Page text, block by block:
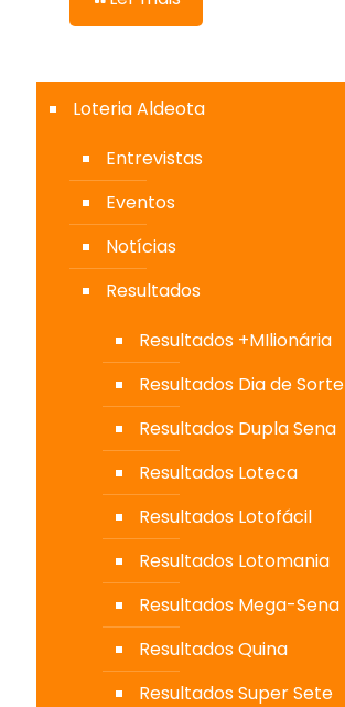
Loteria Aldeota
Entrevistas
Eventos
Notícias
Resultados
Resultados +MIlionária
Resultados Dia de Sorte
Resultados Dupla Sena
Resultados Loteca
Resultados Lotofácil
Resultados Lotomania
Resultados Mega-Sena
Resultados Quina
Resultados Super Sete